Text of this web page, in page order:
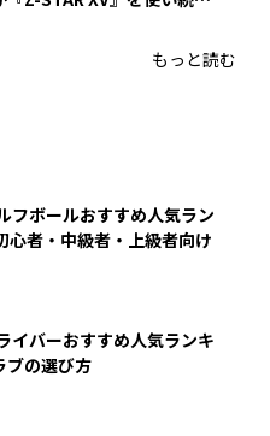
もっと読む
フボールおすすめ人気ラン
心者・中級者・上級者向け
イバーおすすめ人気ランキ
ブの選び方